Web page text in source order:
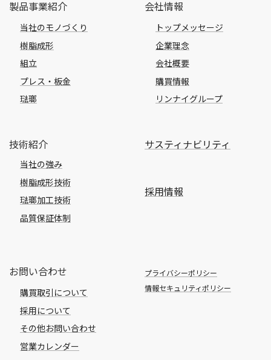
製品事業紹介
当社のモノづくり
樹脂成形
組立
プレス・板金
琺瑯
技術紹介
当社の強み
樹脂成形技術
琺瑯加工技術
品質保証体制
会社情報
トップメッセージ
企業理念
会社概要
購買情報
リンナイグループ
サスティナビリティ
採用情報
プライバシーポリシー
情報セキュリティポリシー
お問い合わせ
購買取引について
採用について
その他お問い合わせ
営業カレンダー